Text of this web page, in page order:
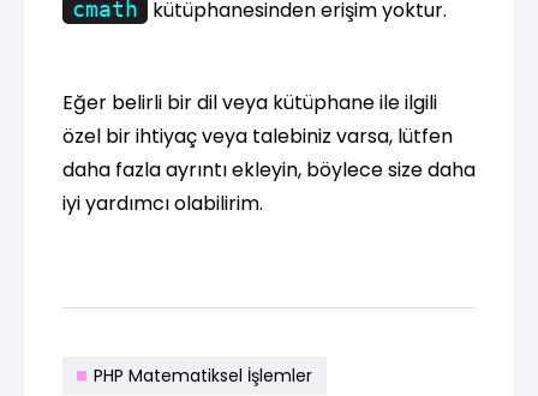
cmath kütüphanesinden erişim yoktur.
Eğer belirli bir dil veya kütüphane ile ilgili
özel bir ihtiyaç veya talebiniz varsa, lütfen
daha fazla ayrıntı ekleyin, böylece size daha
iyi yardımcı olabilirim.
PHP Matematiksel İşlemler